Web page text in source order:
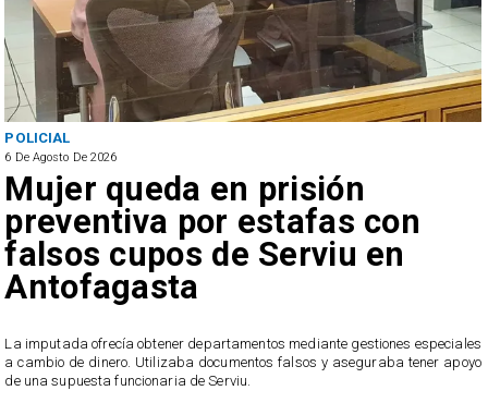
POLICIAL
6 De Agosto De 2026
Mujer queda en prisión
preventiva por estafas con
falsos cupos de Serviu en
Antofagasta
La imputada ofrecía obtener departamentos mediante gestiones especiales
a cambio de dinero. Utilizaba documentos falsos y aseguraba tener apoyo
de una supuesta funcionaria de Serviu.